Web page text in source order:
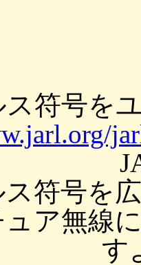
ス符号を
符号を
ア無線
す